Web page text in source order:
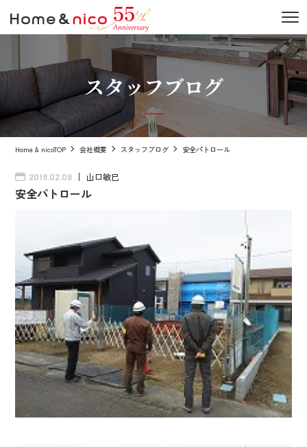
スタッフブログ
Home & nicoTOP 会社概要 スタッフブログ 安全パトロール
2019.02.08 山口敏巳
安全パトロール